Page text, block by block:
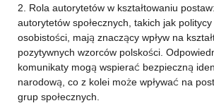
2. Rola autorytetów w kształtowaniu
autorytetów społecznych, takich jak
osobistości, mają znaczący wpływ na
pozytywnych wzorców polskości.
komunikaty mogą wspierać bezpieczną
narodową, co z kolei może wpływać na
grup społecznych.